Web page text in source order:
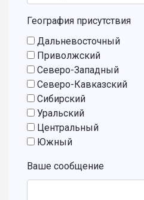
География присутствия
Дальневосточный
Приволжский
Северо-Западный
Северо-Кавказский
Сибирский
Уральский
Центральный
Южный
Ваше сообщение